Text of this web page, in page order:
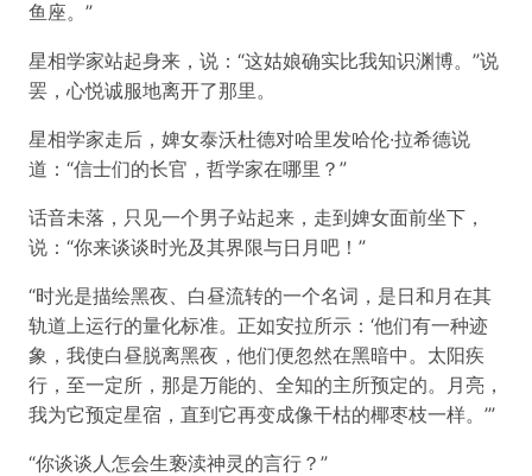
鱼座。”
星相学家站起身来，说：“这姑娘确实比我知识渊博。”说
罢，心悦诚服地离开了那里。
星相学家走后，婢女泰沃杜德对哈里发哈伦·拉希德说
道：“信士们的长官，哲学家在哪里？”
话音未落，只见一个男子站起来，走到婢女面前坐下，
说：“你来谈谈时光及其界限与日月吧！”
“时光是描绘黑夜、白昼流转的一个名词，是日和月在其
轨道上运行的量化标准。正如安拉所示：‘他们有一种迹
象，我使白昼脱离黑夜，他们便忽然在黑暗中。太阳疾
行，至一定所，那是万能的、全知的主所预定的。月亮，
我为它预定星宿，直到它再变成像干枯的椰枣枝一样。’”
“你谈谈人怎会生亵渎神灵的言行？”